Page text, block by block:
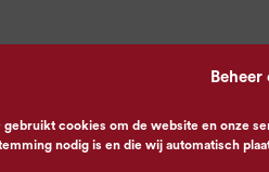
gebruikt cookies om de website en onze
nodig is en die wij automatisch